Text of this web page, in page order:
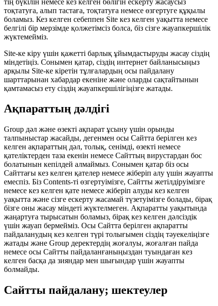
тоқтатуға, алып тастаға, тоқтатуға немесе өзгертуге құқылы
боламыз. Кез келген себеппен Site кез келген уақытта немесе
белгілі бір мерзімде қолжетімсіз болса, біз сізге жауапкершілік
жүктемейміз.
Site-ке кіру үшін қажетті барлық ұйымдастыруды жасау сіздің
міндетіңіз. Сонымен қатар, сіздің интернет байланысыңыз
арқылы Site-ке кіретін тұлғалардың осы пайдалану
шарттарынан хабардар екеніне және оларды сақтайтынын
қамтамасыз ету сіздің жауапкершілігіңізге жатады.
Ақпараттың дәлдігі
Group дәл және өзекті ақпарат ұсыну үшін орынды
талпыныстар жасайды, дегенмен осы Сайтта берілген кез
келген ақпараттың дәл, толық, сенімді, өзекті немесе
қателіктерден таза екенін немесе Сайттың вирустардан бос
болатынын кепілдей алмаймыз. Сонымен қатар біз осы
Сайттағы кез келген қателер немесе жіберіп алу үшін жауапты
емеспіз. Біз Contents-ті өзгертуімізге, Сайтты жетілдіруімізге
немесе кез келген қате немесе жіберіп алуды кез келген
уақытта және сізге ескерту жасамай түзетуімізге болады, бірақ
бізге оны жасау міндеті жүктелмеген. Ақпаратты уақытында
жаңартуға тырысатын боламыз, бірақ кез келген дәлсіздік
үшін жауап бермейміз. Осы Сайтта берілген ақпаратты
пайдаланудың кез келген түрі толығымен сіздің тәуекеліңізге
жатады және Group деректердің жоғалуы, жоғалған пайда
немесе осы Сайтты пайдаланғаныңыздан туындаған кез
келген басқа да зияндар мен шығындар үшін жауапты
болмайды.
Сайтты пайдалану; шектеулер